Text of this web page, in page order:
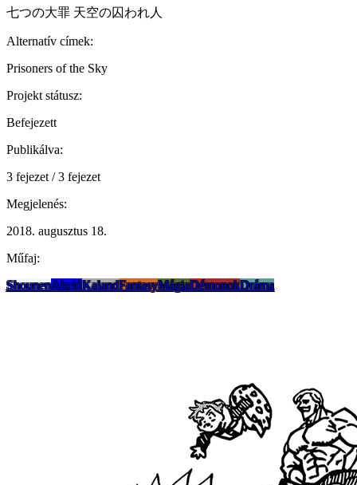
七つの大罪 天空の囚われ人
Alternatív címek:
Prisoners of the Sky
Projekt státusz:
Befejezett
Publikálva:
3 fejezet / 3 fejezet
Megjelenés:
2018. augusztus 18.
Műfaj:
ShounenAkcióKalandFantasyMágiaDémonokDráma